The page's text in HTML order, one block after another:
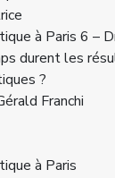
à Paris 6 –
durent les
?
Franchi
à Paris